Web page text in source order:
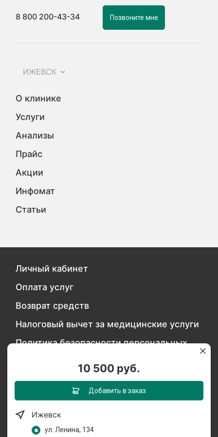
10 500 руб.
Добавить в заказ
Ижевск
ул. Ленина, 134
8 800 200-43-34 Позвоните мне
ИЖЕВСК
О клинике
Услуги
Анализы
Прайс
Акции
Инфомат
Статьи
Личный кабинет
Оплата услуг
Возврат средств
Налоговый вычет за медицинские услуги
Политика безопасности персональных
Обратитесь в службу качества
Мы в социальных сетях: